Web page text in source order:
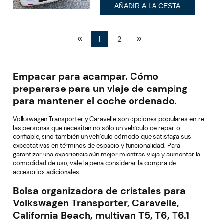
AÑADIR A LA CESTA
« 1 2 »
Empacar para acampar. Cómo
prepararse para un viaje de camping
para mantener el coche ordenado.
Volkswagen Transporter y Caravelle son opciones populares entre
las personas que necesitan no sólo un vehículo de reparto
confiable, sino también un vehículo cómodo que satisfaga sus
expectativas en términos de espacio y funcionalidad. Para
garantizar una experiencia aún mejor mientras viaja y aumentar la
comodidad de uso, vale la pena considerar la compra de
accesorios adicionales.
Bolsa organizadora de cristales para
Volkswagen Transporter, Caravelle,
California Beach, multivan T5, T6, T6.1